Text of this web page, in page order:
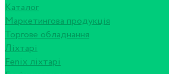
Каталог
Маркетингова продукція
Торгове обладнання
Ліхтарі
Fenix ліхтарі